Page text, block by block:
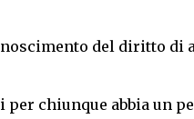
del diritto di
chiunque abbia un